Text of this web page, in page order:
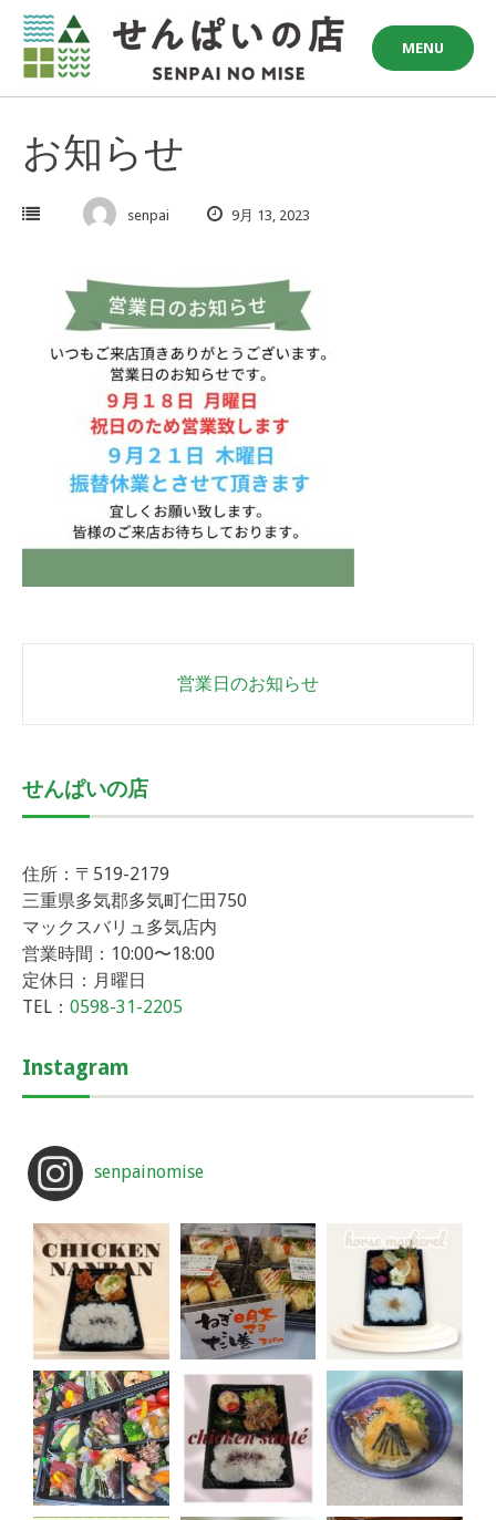
Skip
content
MENU
お知らせ
senpai 9月 13, 2023
navigation営業日のお知らせ
せんぱいの店
住所：〒519-2179
三重県多気郡多気町仁田750
マックスバリュ多気店内
営業時間：10:00〜18:00
定休日：月曜日
TEL： 0598-31-2205
Instagram
senpainomise